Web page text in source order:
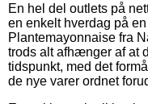
En hel del outlets på
en enkelt hverdag på
Plantemayonnaise fra
trods alt afhænger af at
tidspunkt, med det
de nye varer ordnet